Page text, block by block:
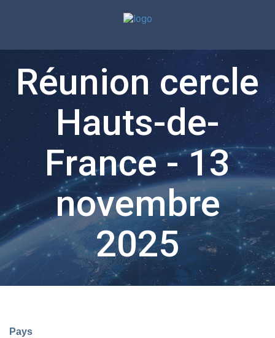
Réunion cercle
Hauts-de-
France - 13
novembre
2025
Pays